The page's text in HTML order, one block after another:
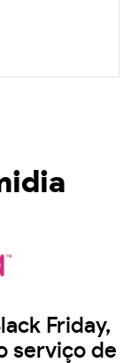
Friday,
serviço de